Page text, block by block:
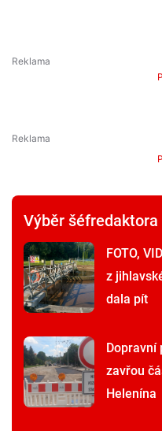
Výběr šéfredaktora
FOTO,
z
dala pít
Dopravní
zavřou
Helenína